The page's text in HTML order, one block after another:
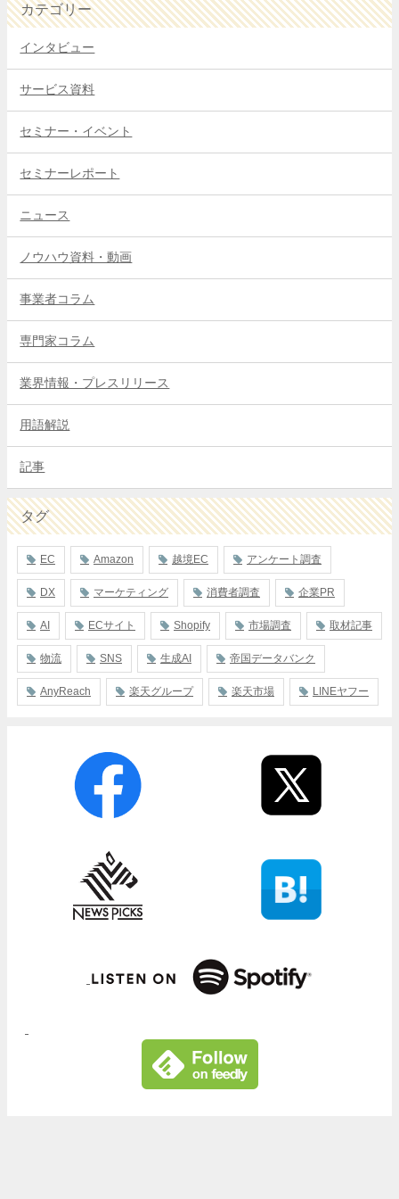
カテゴリー
インタビュー
サービス資料
セミナー・イベント
セミナーレポート
ニュース
ノウハウ資料・動画
事業者コラム
専門家コラム
業界情報・プレスリリース
用語解説
記事
タグ
EC Amazon 越境EC アンケート調査
DX マーケティング 消費者調査 企業PR
AI ECサイト Shopify 市場調査 取材記事
物流 SNS 生成AI 帝国データバンク
AnyReach 楽天グループ 楽天市場 LINEヤフー